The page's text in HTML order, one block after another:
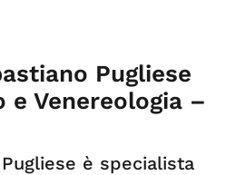
Pugliese
e Venereologia –
è specialista